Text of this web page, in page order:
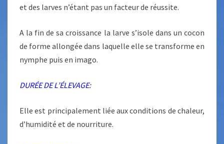
et des larves n’étant pas un facteur de réussite.
A la fin de sa croissance la larve s’isole dans un cocon
de forme allongée dans laquelle elle se transforme en
nymphe puis en imago.
DURÉE DE L’ÉLEVAGE:
Elle est principalement liée aux conditions de chaleur,
d’humidité et de nourriture.